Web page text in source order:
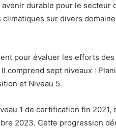
durable pour le secteur
sur divers
pour évaluer les efforts
comprend sept niveaux :
et Niveau 5.
1 de certification fin 2021,
2023. Cette progression